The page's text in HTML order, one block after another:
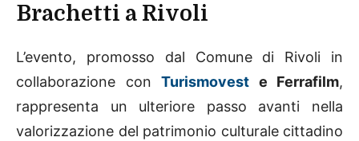
Brachetti a Rivoli
L’evento, promosso dal Comune di Rivoli in
collaborazione con Turismovest e Ferrafilm,
rappresenta un ulteriore passo avanti nella
valorizzazione del patrimonio culturale cittadino